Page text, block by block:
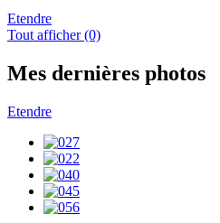
Etendre
Tout afficher (0)
Mes dernières photos
Etendre